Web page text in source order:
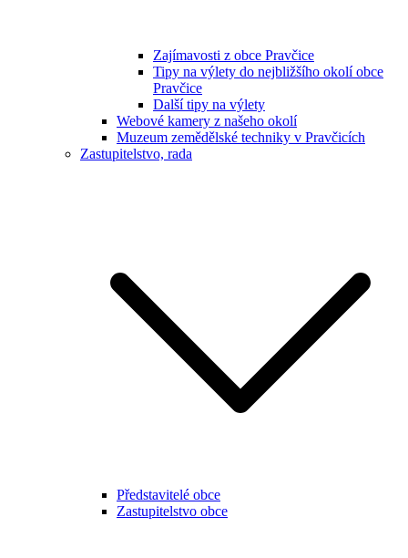
Zajímavosti z obce Pravčice
Tipy na výlety do nejbližšího okolí obce
Pravčice
Další tipy na výlety
Webové kamery z našeho okolí
Muzeum zemědělské techniky v Pravčicích
Zastupitelstvo, rada
Představitelé obce
Zastupitelstvo obce